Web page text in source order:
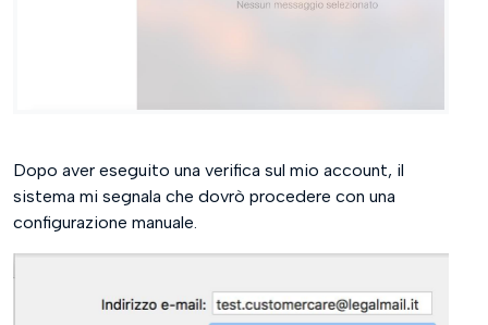
Dopo aver eseguito una verifica sul mio account, il
sistema mi segnala che dovrò procedere con una
configurazione manuale.